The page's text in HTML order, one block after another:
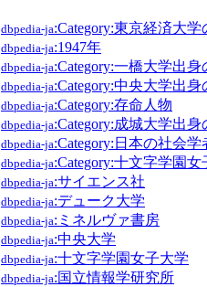
dbpedia-ja:Category:東京経済大学
dbpedia-ja:1947年
dbpedia-ja:Category:一橋大学出身
dbpedia-ja:Category:中央大学出身
dbpedia-ja:Category:存命人物
dbpedia-ja:Category:成城大学出身
dbpedia-ja:Category:日本の社会学
dbpedia-ja:Category:十文字学園
dbpedia-ja:サイエンス社
dbpedia-ja:デューク大学
dbpedia-ja:ミネルヴァ書房
dbpedia-ja:中央大学
dbpedia-ja:十文字学園女子大学
dbpedia-ja:国立情報学研究所